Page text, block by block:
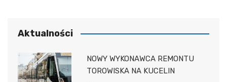
Aktualności
NOWY WYKONAWCA REMONTU
TOROWISKA NA KUCELIN